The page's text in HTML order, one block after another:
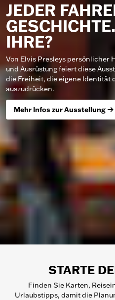
JEDER
IHRE?
Von Elvis Presleys persönlicher
und Ausrüstung feiert diese
die Freiheit, die eigene Identität
auszudrücken.
Mehr Infos zur Ausstellung
STARTE
Finden Sie Karten,
Urlaubstipps, damit die